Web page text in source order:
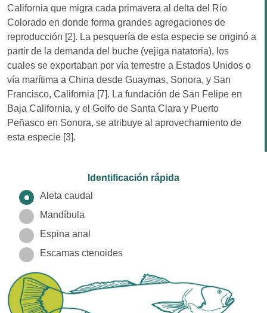
California que migra cada primavera al delta del Río
Colorado en donde forma grandes agregaciones de
reproducción [2]. La pesquería de esta especie se originó a
partir de la demanda del buche (vejiga natatoria), los
cuales se exportaban por vía terrestre a Estados Unidos o
vía marítima a China desde Guaymas, Sonora, y San
Francisco, California [7]. La fundación de San Felipe en
Baja California, y el Golfo de Santa Clara y Puerto
Peñasco en Sonora, se atribuye al aprovechamiento de
esta especie [3].
Identificación rápida
Aleta caudal
Mandíbula
Espina anal
Escamas ctenoides